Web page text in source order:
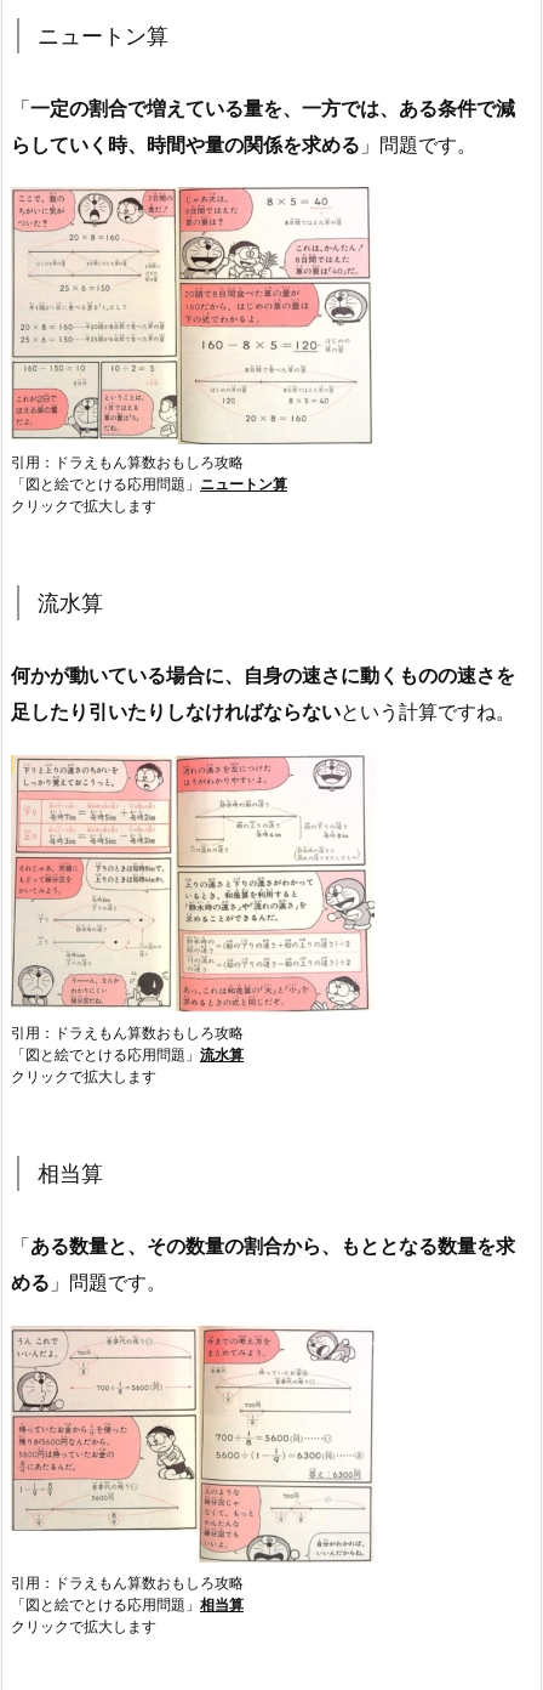
ニュートン算
「一定の割合で増えている量を、一方では、ある条件で減
らしていく時、時間や量の関係を求める 」問題です。
引用：ドラえもん算数おもしろ攻略
「図と絵でとける応用問題」 ニュートン算
クリックで拡大します
流水算
何かが動いている場合に、自身の速さに動くものの速さを
足したり引いたりしなければならないという計算ですね。
引用：ドラえもん算数おもしろ攻略
「図と絵でとける応用問題」 流水算
クリックで拡大します
相当算
「ある数量と、その数量の割合から、もととなる数量を求
める 」問題です。
引用：ドラえもん算数おもしろ攻略
「図と絵でとける応用問題」 相当算
クリックで拡大します